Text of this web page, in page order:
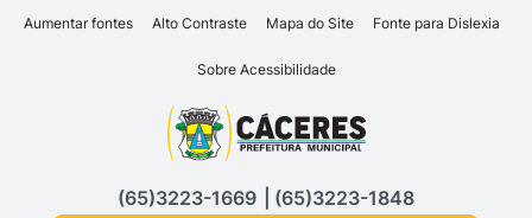
Seção de atalhos e links
Ir para o conteúdo [alt+1]
Ir para o rodapé [alt+4]
Aumentar fontes Alto Contraste Mapa do Site Fonte para Dislexia
Sobre Acessibilidade
Seção do menu principal
(65)3223-1669
(65)3223-1848